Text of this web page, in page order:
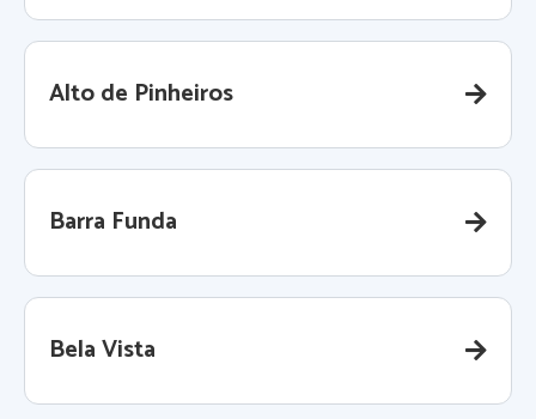
Alto de Pinheiros
Barra Funda
Bela Vista